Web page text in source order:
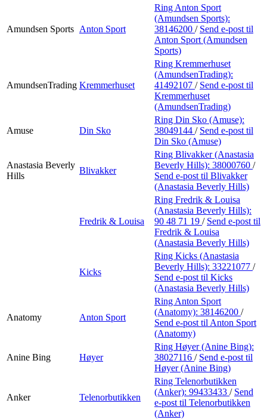
Amundsen Sports Anton Sport
Ring Anton Sport
(Amundsen Sports):
38146200 / Send e-post til
Anton Sport (Amundsen
Sports)
AmundsenTrading Kremmerhuset
Ring Kremmerhuset
(AmundsenTrading):
41492107 / Send e-post til
Kremmerhuset
(AmundsenTrading)
Amuse Din Sko
Ring Din Sko (Amuse):
38049144 / Send e-post til
Din Sko (Amuse)
Anastasia Beverly
Hills
Blivakker
Ring Blivakker (Anastasia
Beverly Hills): 38000760 /
Send e-post til Blivakker
(Anastasia Beverly Hills)
Fredrik & Louisa
Ring Fredrik & Louisa
(Anastasia Beverly Hills):
90 48 71 19 / Send e-post til
Fredrik & Louisa
(Anastasia Beverly Hills)
Kicks
Ring Kicks (Anastasia
Beverly Hills): 33221077 /
Send e-post til Kicks
(Anastasia Beverly Hills)
Anatomy Anton Sport
Ring Anton Sport
(Anatomy): 38146200 /
Send e-post til Anton Sport
(Anatomy)
Anine Bing Høyer
Ring Høyer (Anine Bing):
38027116 / Send e-post til
Høyer (Anine Bing)
Anker Telenorbutikken
Ring Telenorbutikken
(Anker): 99433433 / Send
e-post til Telenorbutikken
(Anker)